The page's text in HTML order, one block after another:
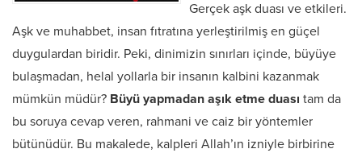
Gerçek aşk duası ve etkileri.
Aşk ve muhabbet, insan fıtratına yerleştirilmiş en güçel
duygulardan biridir. Peki, dinimizin sınırları içinde, büyüye
bulaşmadan, helal yollarla bir insanın kalbini kazanmak
mümkün müdür? Büyü yapmadan aşık etme duası tam da
bu soruya cevap veren, rahmani ve caiz bir yöntemler
bütünüdür. Bu makalede, kalpleri Allah’ın izniyle birbirine